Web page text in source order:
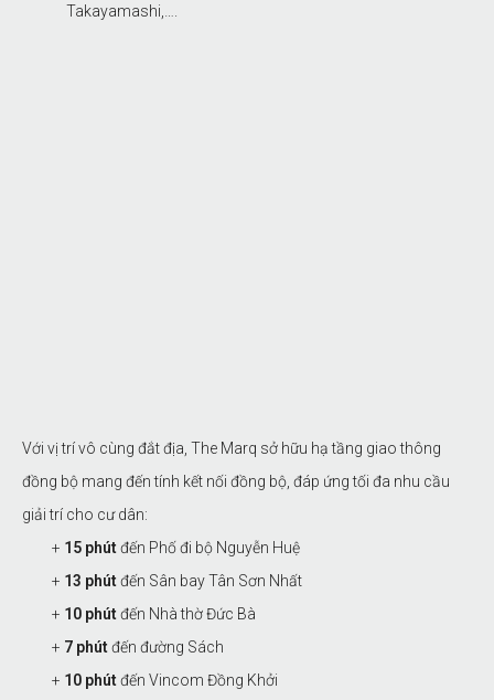
Takayamashi,….
Với vị trí vô cùng đắt địa, The Marq sở hữu hạ tầng giao thông
đồng bộ mang đến tính kết nối đồng bộ, đáp ứng tối đa nhu cầu
giải trí cho cư dân:
+ 15 phútđến Phố đi bộ Nguyễn Huệ
+ 13 phútđến Sân bay Tân Sơn Nhất
+ 10 phútđến Nhà thờ Đức Bà
+ 7 phútđến đường Sách
+ 10 phútđến Vincom Đồng Khởi